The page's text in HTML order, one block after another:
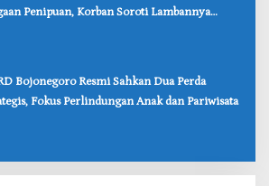
Penipuan, Korban Soroti Lambannya
Bojonegoro Resmi Sahkan Dua Perda
Fokus Perlindungan Anak dan Pariwisata